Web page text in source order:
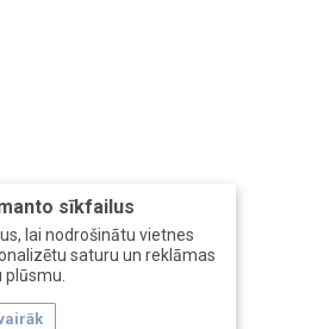
sīkfailus
lai nodrošinātu vietnes
saturu un reklāmas